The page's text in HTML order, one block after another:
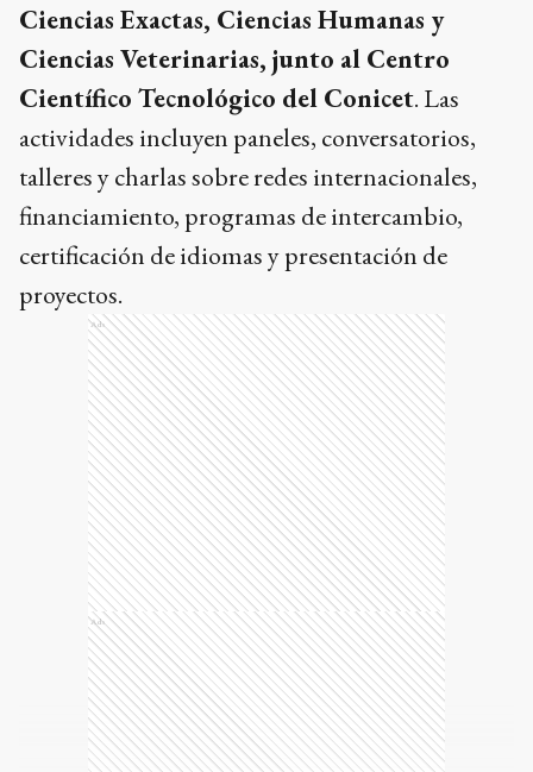
Ciencias Exactas, Ciencias Humanas y
Ciencias Veterinarias, junto al Centro
Científico Tecnológico del Conicet. Las
actividades incluyen paneles, conversatorios,
talleres y charlas sobre redes internacionales,
financiamiento, programas de intercambio,
certificación de idiomas y presentación de
proyectos.
Ads
Ads